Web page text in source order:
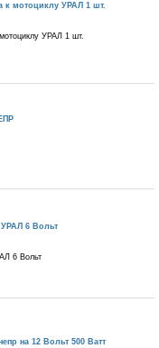
к мотоциклу УРАЛ 1 шт.
УРАЛ 1 шт.
6 Вольт
6 Вольт
на 12 Вольт 500 Ватт